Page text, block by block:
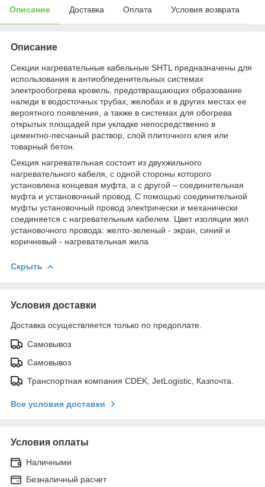
Описание Доставка Оплата Условия возврата
Описание
Секции нагревательные кабельные SHTL предназначены для
использования в антиобледенительных системах
электрообогрева кровель, предотвращающих образование
наледи в водосточных трубах, желобах и в других местах ее
вероятного появления, а также в системах для обогрева
открытых площадей при укладке непосредственно в
цементно-песчаный раствор, слой плиточного клея или
товарный бетон.
Секция нагревательная состоит из двухжильного
нагревательного кабеля, с одной стороны которого
установлена концевая муфта, а с другой – соединительная
муфта и установочный провод. С помощью соединительной
муфты установочный провод электрически и механически
соединяется с нагревательным кабелем. Цвет изоляции жил
установочного провода: желто-зеленый - экран, синий и
коричневый - нагревательная жила
Скрыть
Условия доставки
Доставка осуществляется только по предоплате.
Самовывоз
Самовывоз
Транспортная компания CDEK, JetLogistic, Казпочта.
Все условия доставки
Условия оплаты
Наличными
Безналичный расчет